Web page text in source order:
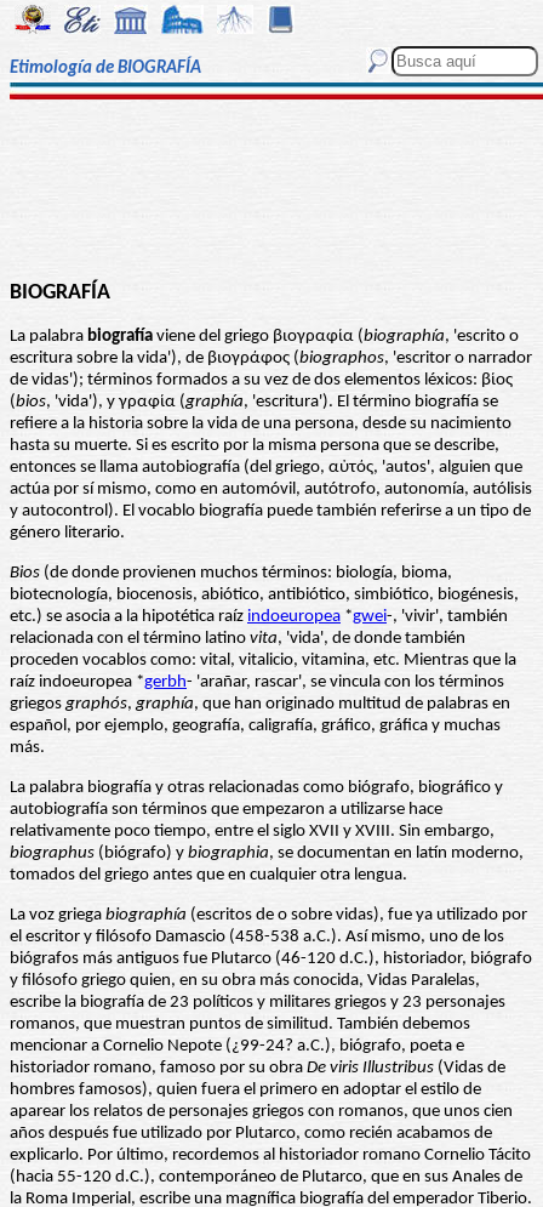
Etimología de BIOGRAFÍA
BIOGRAFÍA
La palabra biografía viene del griego βιογραφία (biographía, 'escrito o
escritura sobre la vida'), de βιογράφος (biographos, 'escritor o narrador
de vidas'); términos formados a su vez de dos elementos léxicos: βίος
(bios, 'vida'), y γραφία (graphía, 'escritura'). El término biografía se
refiere a la historia sobre la vida de una persona, desde su nacimiento
hasta su muerte. Si es escrito por la misma persona que se describe,
entonces se llama autobiografía (del griego, αὐτός, 'autos', alguien que
actúa por sí mismo, como en automóvil, autótrofo, autonomía, autólisis
y autocontrol). El vocablo biografía puede también referirse a un tipo de
género literario.
Bios (de donde provienen muchos términos: biología, bioma,
biotecnología, biocenosis, abiótico, antibiótico, simbiótico, biogénesis,
etc.) se asocia a la hipotética raíz indoeuropea *gwei-, 'vivir', también
relacionada con el término latino vita, 'vida', de donde también
proceden vocablos como: vital, vitalicio, vitamina, etc. Mientras que la
raíz indoeuropea *gerbh- 'arañar, rascar', se vincula con los términos
griegosgraphós, graphía, que han originado multitud de palabras en
español, por ejemplo, geografía, caligrafía, gráfico, gráfica y muchas
más.
La palabra biografía y otras relacionadas como biógrafo, biográfico y
autobiografía son términos que empezaron a utilizarse hace
relativamente poco tiempo, entre el siglo XVII y XVIII. Sin embargo,
biographus (biógrafo) y biographia, se documentan en latín moderno,
tomados del griego antes que en cualquier otra lengua.
La voz griega biographía (escritos de o sobre vidas), fue ya utilizado por
el escritor y filósofo Damascio (458-538 a.C.). Así mismo, uno de los
biógrafos más antiguos fue Plutarco (46-120 d.C.), historiador, biógrafo
y filósofo griego quien, en su obra más conocida, Vidas Paralelas,
escribe la biografía de 23 políticos y militares griegos y 23 personajes
romanos, que muestran puntos de similitud. También debemos
mencionar a Cornelio Nepote (¿99-24? a.C.), biógrafo, poeta e
historiador romano, famoso por su obra De viris Illustribus (Vidas de
hombres famosos), quien fuera el primero en adoptar el estilo de
aparear los relatos de personajes griegos con romanos, que unos cien
años después fue utilizado por Plutarco, como recién acabamos de
explicarlo. Por último, recordemos al historiador romano Cornelio Tácito
(hacia 55-120 d.C.), contemporáneo de Plutarco, que en sus Anales de
la Roma Imperial, escribe una magnífica biografía del emperador Tiberio.